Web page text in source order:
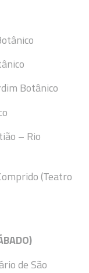
Botânico
– Rio
(Teatro
)
de São